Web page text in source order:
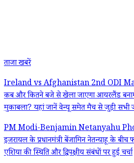
ताजा खबरें
Ireland vs Afghanistan 2nd ODI
कब और कितने बजे से खेला जाएगा आयरलैंड
मुकाबला? यहां जानें वेन्यू समेत मैच से जुड़ी सभी
PM Modi-Benjamin Netanyahu
इजरायल के प्रधानमंत्री बेंजामिन नेतन्याहू के बीच
एशिया की स्थिति और द्विपक्षीय संबंधों पर हुई चर्चा